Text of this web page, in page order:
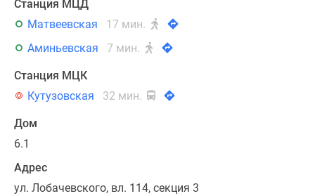
Станция МЦД
Матвеевская
17 мин.
Аминьевская
7 мин.
Станция МЦК
Кутузовская
32 мин.
Дом
6.1
Адрес
ул. Лобачевского, вл. 114, секция 3